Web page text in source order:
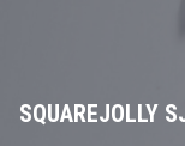
SQUAREJOLLY